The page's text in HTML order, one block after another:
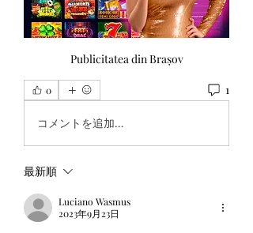
Publicitatea din Brașov
0 1
コメントを追加…
最新順
Luciano Wasmus
2023年9月23日